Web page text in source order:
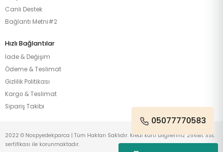
Canlı Destek
Bağlantı Metni#2
Hızlı Bağlantılar
İade & Değişim
Ödeme & Teslimat
Gizlilik Politikası
Kargo & Teslimat
Sipariş Takibi
05077770583
2022 © Nospyedekparca | Tüm Hakları Saklıdır. Kredi kartı bilgileriniz 256Bit SSL
sertifikası ile korunmaktadır.